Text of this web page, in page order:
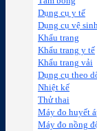
Dụng cụ y tế
Dụng cụ vệ
Khẩu trang
Khẩu trang y tế
Khẩu trang vải
Dụng cụ theo
Nhiệt kế
Thử thai
Máy đo huyết
Máy đo nồng